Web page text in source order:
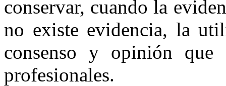
conservar, cuando la
no existe evidencia, la
consenso y opinión que
profesionales.